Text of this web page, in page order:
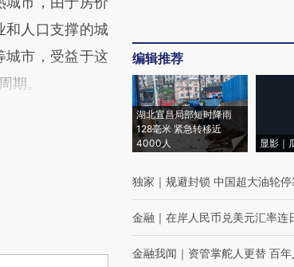
和人口支撑的城
城市，受益于这
期。
编辑推荐
湖北宜昌局部短时降雨
128毫米 紧急转移近
4000人
显影｜
独家 ｜ 规避封锁 中国超大油轮
金融 ｜ 在岸人民币兑美元汇率连
金融我闻 ｜ 资管掌舵人更替 百